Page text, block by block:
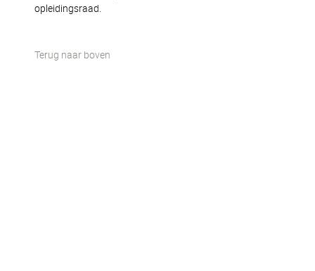
opleidingsraad.
Terug naar boven